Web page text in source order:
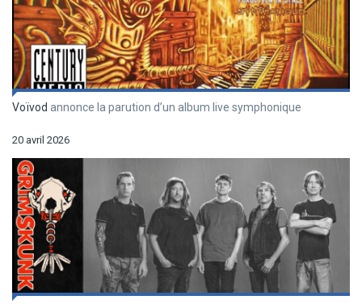
Voïvod annonce la parution d’un album live symphonique
20 avril 2026